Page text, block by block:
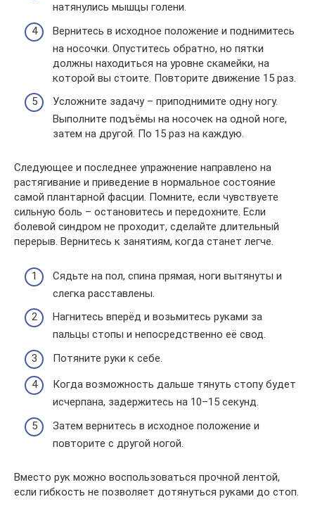
натянулись мышцы голени.
Вернитесь в исходное положение и поднимитесь
на носочки. Опуститесь обратно, но пятки
должны находиться на уровне скамейки, на
которой вы стоите. Повторите движение 15 раз.
Усложните задачу – приподнимите одну ногу.
Выполните подъёмы на носочек на одной ноге,
затем на другой. По 15 раз на каждую.
Следующее и последнее упражнение направлено на
растягивание и приведение в нормальное состояние
самой плантарной фасции. Помните, если чувствуете
сильную боль – остановитесь и передохните. Если
болевой синдром не проходит, сделайте длительный
перерыв. Вернитесь к занятиям, когда станет легче.
Сядьте на пол, спина прямая, ноги вытянуты и
слегка расставлены.
Нагнитесь вперёд и возьмитесь руками за
пальцы стопы и непосредственно её свод.
Потяните руки к себе.
Когда возможность дальше тянуть стопу будет
исчерпана, задержитесь на 10–15 секунд.
Затем вернитесь в исходное положение и
повторите с другой ногой.
Вместо рук можно воспользоваться прочной лентой,
если гибкость не позволяет дотянуться руками до стоп.